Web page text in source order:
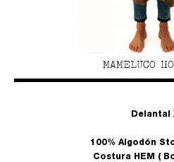
MAMELUCO
Delantal
100% Algodón
Costura HEM (